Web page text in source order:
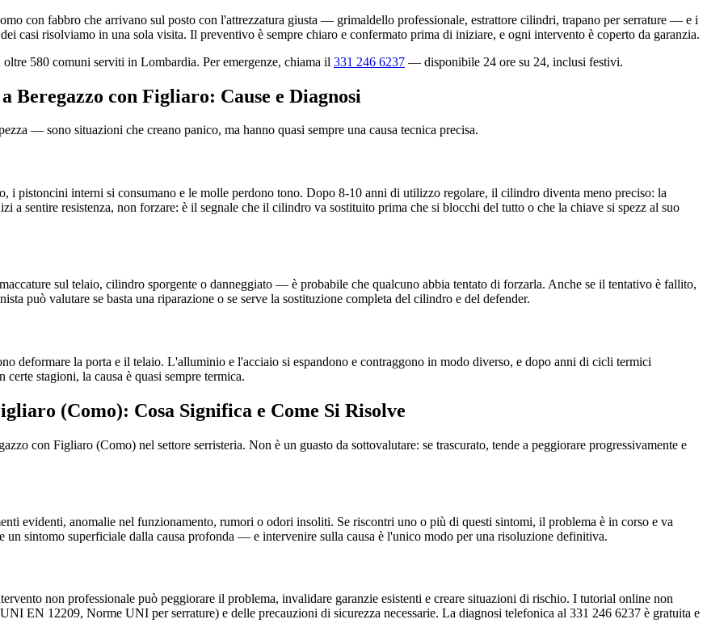
con fabbro che arrivano sul posto con l'attrezzatura giusta — grimaldello professionale, estrattore cilindri, trapano per serrature — e i
casi risolviamo in una sola visita. Il preventivo è sempre chiaro e confermato prima di iniziare, e ogni intervento è coperto da garanzia.
580 comuni serviti in Lombardia. Per emergenze, chiama il 331 246 6237 — disponibile 24 ore su 24, inclusi festivi.
Beregazzo con Figliaro: Cause e Diagnosi
— sono situazioni che creano panico, ma hanno quasi sempre una causa tecnica precisa.
i pistoncini interni si consumano e le molle perdono tono. Dopo 8-10 anni di utilizzo regolare, il cilindro diventa meno preciso: la
sentire resistenza, non forzare: è il segnale che il cilindro va sostituito prima che si blocchi del tutto o che la chiave si spezz al suo
sul telaio, cilindro sporgente o danneggiato — è probabile che qualcuno abbia tentato di forzarla. Anche se il tentativo è fallito,
può valutare se basta una riparazione o se serve la sostituzione completa del cilindro e del defender.
deformare la porta e il telaio. L'alluminio e l'acciaio si espandono e contraggono in modo diverso, e dopo anni di cicli termici
stagioni, la causa è quasi sempre termica.
(Como): Cosa Significa e Come Si Risolve
con Figliaro (Como) nel settore serristeria. Non è un guasto da sottovalutare: se trascurato, tende a peggiorare progressivamente e
evidenti, anomalie nel funzionamento, rumori o odori insoliti. Se riscontri uno o più di questi sintomi, il problema è in corso e va
un sintomo superficiale dalla causa profonda — e intervenire sulla causa è l'unico modo per una risoluzione definitiva.
non professionale può peggiorare il problema, invalidare garanzie esistenti e creare situazioni di rischio. I tutorial online non
EN 12209, Norme UNI per serrature) e delle precauzioni di sicurezza necessarie. La diagnosi telefonica al 331 246 6237 è gratuita e